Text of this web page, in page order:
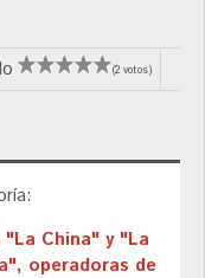
(2 votos)
"La China" y "La
operadoras de